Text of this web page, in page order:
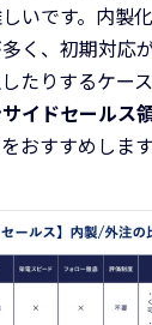
いです。内製
く、初期対応
たりするケー
イドセールス
おすすめします